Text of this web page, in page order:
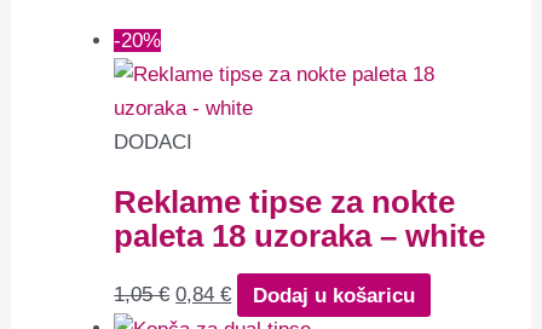
-20%
DODACI
Reklame tipse za nokte
paleta 18 uzoraka – white
1,05€ 0,84€ Dodaj u košaricu